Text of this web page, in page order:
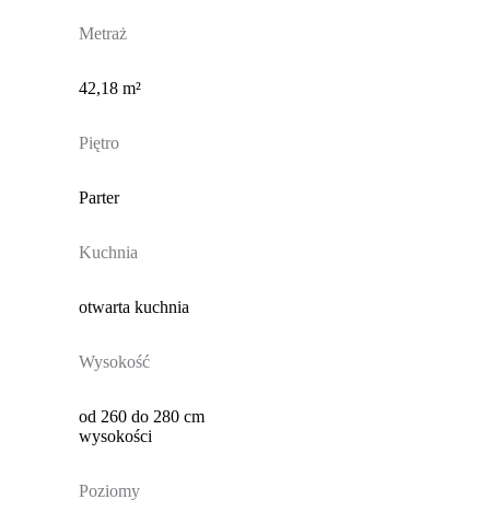
Metraż
42,18 m²
Piętro
Parter
Kuchnia
otwarta kuchnia
Wysokość
od 260 do 280 cm
wysokości
Poziomy